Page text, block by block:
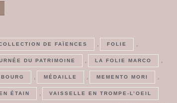
DE FAÏENCES FOLIE
DU PATRIMOINE LA FOLIE MARCO
MÉDAILLE MEMENTO MORI
ÉTAIN VAISSELLE EN TROMPE-L’OEIL